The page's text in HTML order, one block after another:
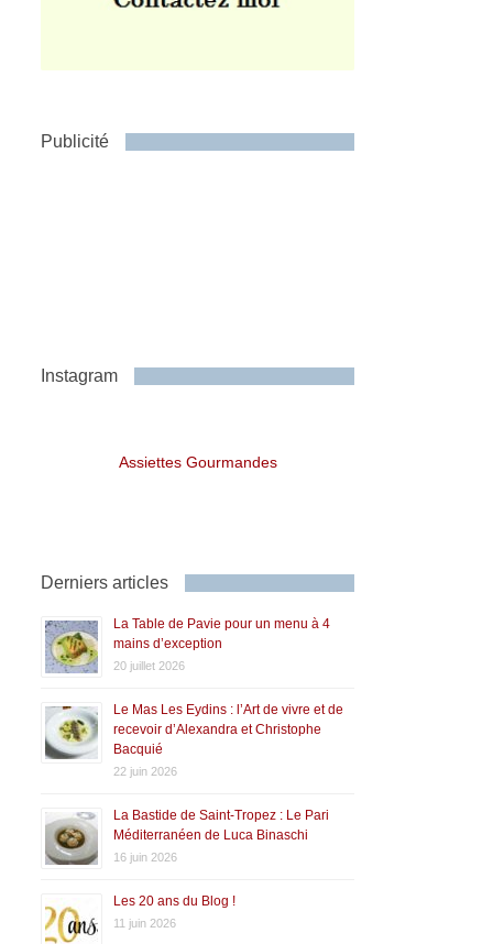
Publicité
Instagram
Assiettes Gourmandes
Derniers articles
La Table de Pavie pour un menu à 4
mains d’exception
20 juillet 2026
Le Mas Les Eydins : l’Art de vivre et de
recevoir d’Alexandra et Christophe
Bacquié
22 juin 2026
La Bastide de Saint-Tropez : Le Pari
Méditerranéen de Luca Binaschi
16 juin 2026
Les 20 ans du Blog !
11 juin 2026